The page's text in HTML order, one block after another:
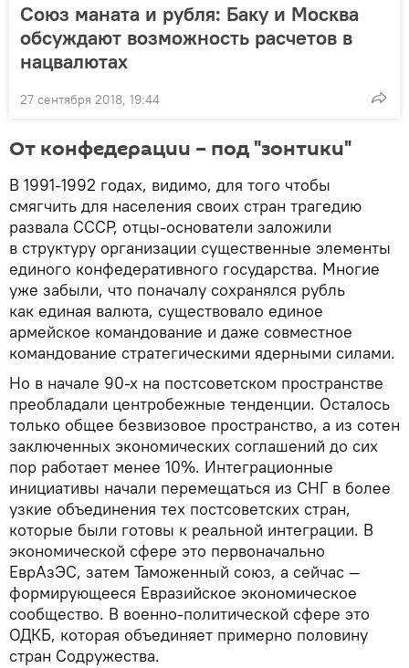
Союз маната и рубля: Баку и Москва
обсуждают возможность расчетов в
нацвалютах
27 сентября 2018, 19:44
От конфедерации – под "зонтики"
В 1991-1992 годах, видимо, для того чтобы
смягчить для населения своих стран трагедию
развала СССР, отцы-основатели заложили
в структуру организации существенные элементы
единого конфедеративного государства. Многие
уже забыли, что поначалу сохранялся рубль
как единая валюта, существовало единое
армейское командование и даже совместное
командование стратегическими ядерными силами.
Но в начале 90-х на постсоветском пространстве
преобладали центробежные тенденции. Осталось
только общее безвизовое пространство, а из сотен
заключенных экономических соглашений до сих
пор работает менее 10%. Интеграционные
инициативы начали перемещаться из СНГ в более
узкие объединения тех постсоветских стран,
которые были готовы к реальной интеграции. В
экономической сфере это первоначально
ЕврАзЭС, затем Таможенный союз, а сейчас —
формирующееся Евразийское экономическое
сообщество. В военно-политической сфере это
ОДКБ, которая объединяет примерно половину
стран Содружества.